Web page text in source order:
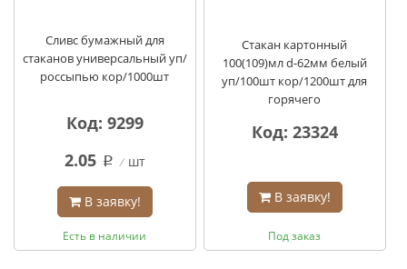
Сливс бумажный для
стаканов универсальный уп/
россыпью кор/1000шт
Код: 9299
2.05 q шт
В заявку!
Есть в наличии
Стакан картонный
100(109)мл d-62мм белый
уп/100шт кор/1200шт для
горячего
Код: 23324
В заявку!
Под заказ